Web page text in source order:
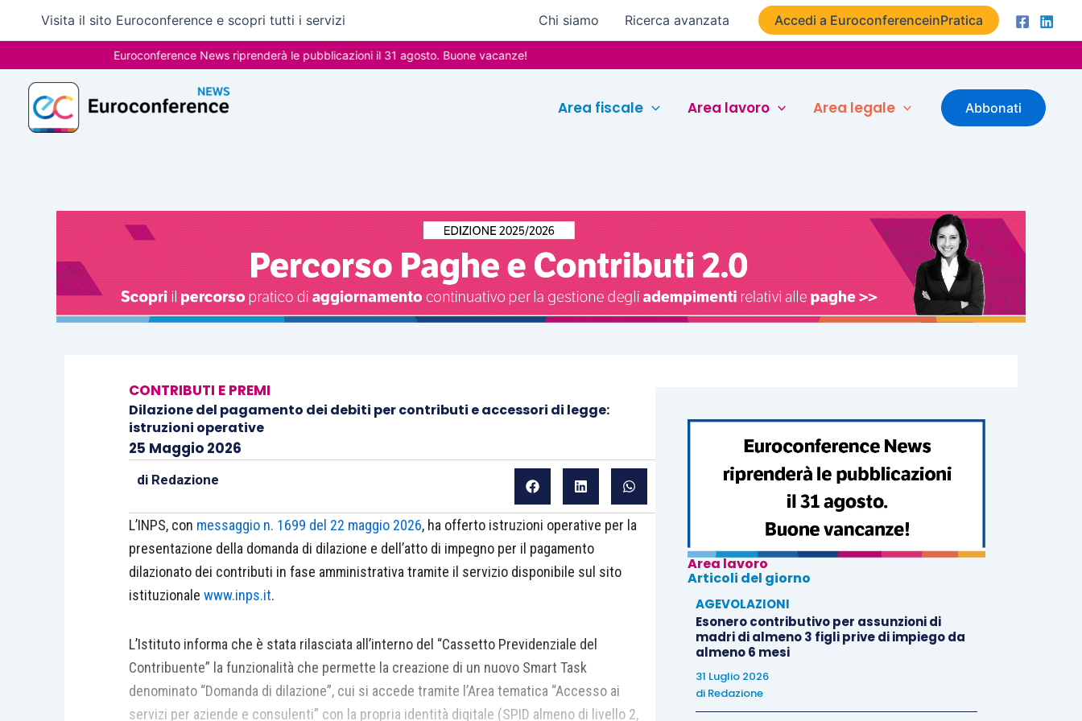
Visita il sito Euroconference e scopri tutti i servizi Chi siamo Ricerca avanzata Accedi a EuroconferenceinPratica
Euroconference News riprenderà le pubblicazioni il 31 agosto. Buone vacanze!
Area fiscale Area lavoro Area legale Abbonati
CONTRIBUTI E PREMI
Dilazione del pagamento dei debiti per contributi e accessori di legge:
istruzioni operative
25 Maggio 2026
di Redazione
L’INPS, con messaggio n. 1699 del 22 maggio 2026, ha offerto istruzioni operative per la
presentazione della domanda di dilazione e dell’atto di impegno per il pagamento
dilazionato dei contributi in fase amministrativa tramite il servizio disponibile sul sito
istituzionale www.inps.it.
L’Istituto informa che è stata rilasciata all’interno del “Cassetto Previdenziale del
Contribuente” la funzionalità che permette la creazione di un nuovo Smart Task
denominato “Domanda di dilazione”, cui si accede tramite l’Area tematica “Accesso ai
servizi per aziende e consulenti” con la propria identità digitale (SPID almeno di livello 2,
Area lavoro
Articoli del giorno
AGEVOLAZIONI
Esonero contributivo per assunzioni di
madri di almeno 3 figli prive di impiego da
almeno 6 mesi
31 Luglio 2026
di Redazione